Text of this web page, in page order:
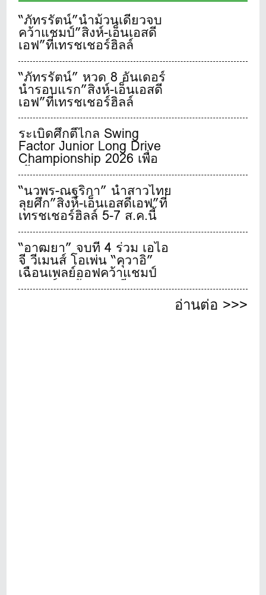
“ภัทรรัตน์”นำม้วนเดียวจบ
คว้าแชมป์”สิงห์-เอ็นเอสดี
เอฟ”ที่เทรชเชอร์ฮิลล์
“ภัทรรัตน์” หวด 8 อันเดอร์
นำรอบแรก”สิงห์-เอ็นเอสดี
เอฟ”ที่เทรชเชอร์ฮิลล์
ระเบิดศึกตีไกล Swing
Factor Junior Long Drive
Championship 2026 เพื่อ
เฟ้นหาสุดยอดเยาวชนจอม
พลังตีไกลชาวไทย
“นวพร-ณฐริกา” นำสาวไทย
ลุยศึก”สิงห์-เอ็นเอสดีเอฟ”ที่
เทรชเชอร์ฮิลล์ 5-7 ส.ค.นี้
“อาฒยา” จบที่ 4 ร่วม เอไอ
จี วีเมนส์ โอเพ่น “คุวาอิ”
เฉือนเพลย์ออฟคว้าแชมป์
เมเจอร์สุดท้ายของปี
อ่านต่อ >>>